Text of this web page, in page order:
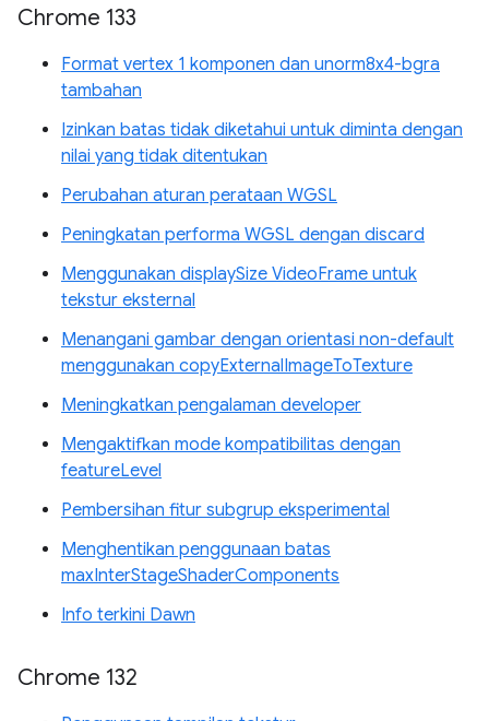
Chrome 133
Format vertex 1 komponen dan unorm8x4-bgra
tambahan
Izinkan batas tidak diketahui untuk diminta dengan
nilai yang tidak ditentukan
Perubahan aturan perataan WGSL
Peningkatan performa WGSL dengan discard
Menggunakan displaySize VideoFrame untuk
tekstur eksternal
Menangani gambar dengan orientasi non-default
menggunakan copyExternalImageToTexture
Meningkatkan pengalaman developer
Mengaktifkan mode kompatibilitas dengan
featureLevel
Pembersihan fitur subgrup eksperimental
Menghentikan penggunaan batas
maxInterStageShaderComponents
Info terkini Dawn
Chrome 132